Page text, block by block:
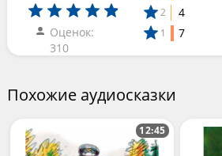
Оценок:
310
2 4
1 7
Похожие аудиосказки
12:45